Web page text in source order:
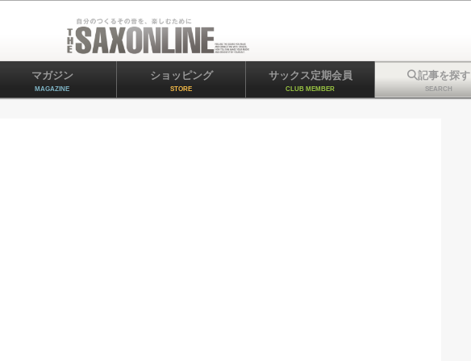
マガジン
MAGAZINE
ショッピング
STORE
サックス定期会員
CLUB MEMBER
記事を探す
SEARCH